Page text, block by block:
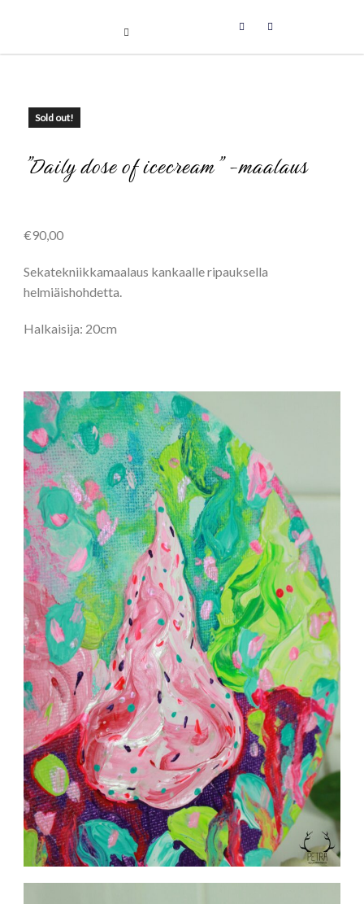
contentSold out!
”Daily dose of icecream” -maalaus
€90,00
Sekatekniikkamaalaus kankaalle ripauksella
helmiäishohdetta.
Halkaisija: 20cm